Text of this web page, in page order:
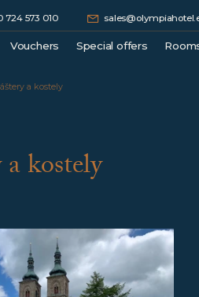
724 573 010
stay
Vouchers
Special offers
a kostely
kostely